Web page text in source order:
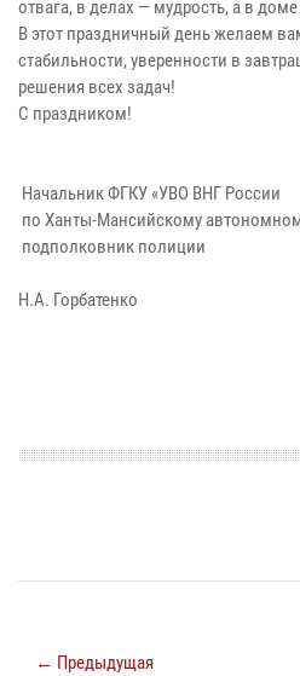
отвага, в делах — мудрость, а в
В этот праздничный день желаем
стабильности, уверенности в
решения всех задач!
С праздником!
Начальник ФГКУ «УВО ВНГ России
по Ханты-Мансийскому
подполковник полиции
Н.А. Горбатенко
← Предыдущая